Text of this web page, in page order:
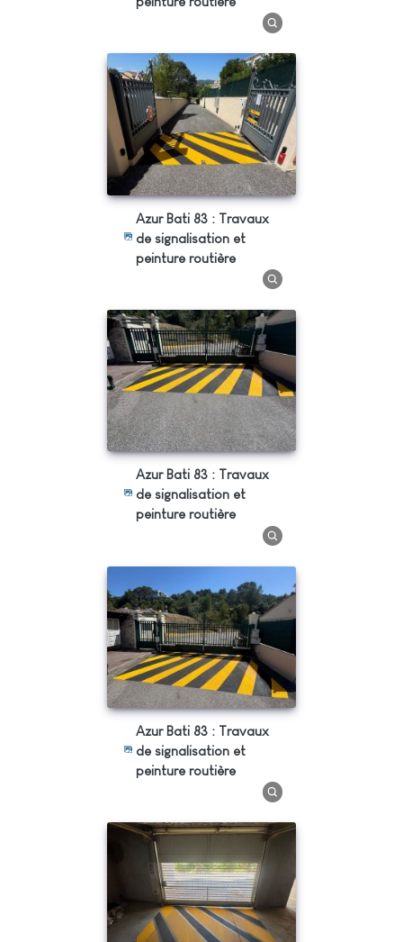
Azur Bati 83 : Travaux
de signalisation et
peinture routière
Azur Bati 83 : Travaux
de signalisation et
peinture routière
Azur Bati 83 : Travaux
de signalisation et
peinture routière